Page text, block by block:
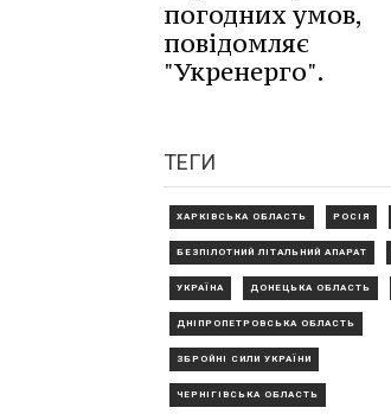
погодних умов,
повідомляє
"Укренерго".
ТЕГИ
ХАРКІВСЬКА ОБЛАСТЬ РОСІЯ
БЕЗПІЛОТНИЙ ЛІТАЛЬНИЙ АПАРАТ
УКРАЇНА ДОНЕЦЬКА ОБЛАСТЬ
ДНІПРОПЕТРОВСЬКА ОБЛАСТЬ
ЗБРОЙНІ СИЛИ УКРАЇНИ
ЧЕРНІГІВСЬКА ОБЛАСТЬ